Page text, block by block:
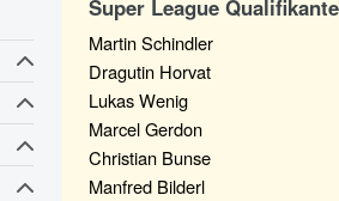
Super League
Martin Schindler
Dragutin Horvat
Lukas Wenig
Marcel Gerdon
Christian Bunse
Manfred Bilderl